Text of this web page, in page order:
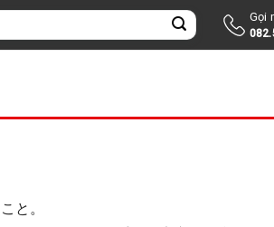
Gọi
と。